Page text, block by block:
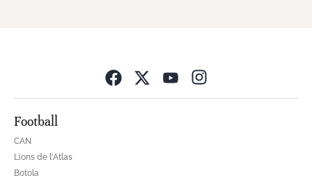
Football
CAN
Lions de l'Atlas
Botola